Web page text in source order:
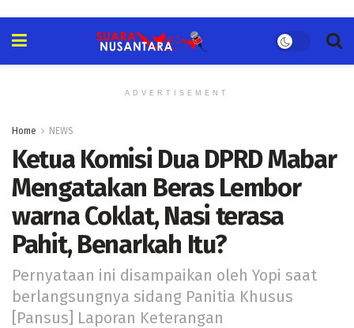
ADVERTISEMENT
Home NEWS
Ketua Komisi Dua DPRD Mabar
Mengatakan Beras Lembor
warna Coklat, Nasi terasa
Pahit, Benarkah Itu?
Pernyataan ini disampaikan oleh Yopi saat
berlangsungnya sidang Panitia Khusus
[Pansus] Laporan Keterangan